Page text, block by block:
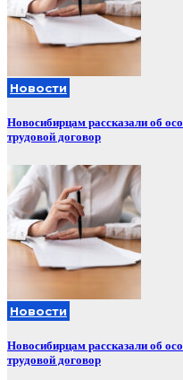
Новости
Новосибирцам рассказали об
трудовой договор
Новости
Новосибирцам рассказали об
трудовой договор